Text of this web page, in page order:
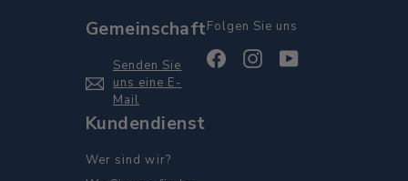
Gemeinschaft
Senden Sie
uns eine E-
Mail
Folgen Sie uns
FacebookInstagramYouTube
Kundendienst
Wer sind wir?